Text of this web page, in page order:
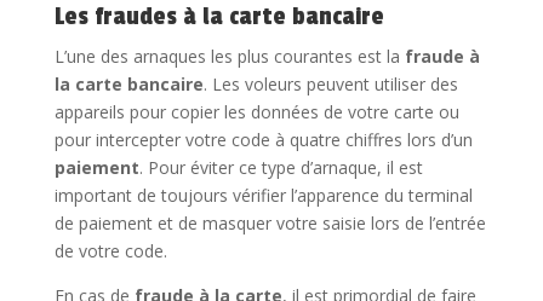
Les fraudes à la carte bancaire
L’une des arnaques les plus courantes est la fraude à
la carte bancaire. Les voleurs peuvent utiliser des
appareils pour copier les données de votre carte ou
pour intercepter votre code à quatre chiffres lors d’un
paiement. Pour éviter ce type d’arnaque, il est
important de toujours vérifier l’apparence du terminal
de paiement et de masquer votre saisie lors de l’entrée
de votre code.
En cas de fraude à la carte, il est primordial de faire